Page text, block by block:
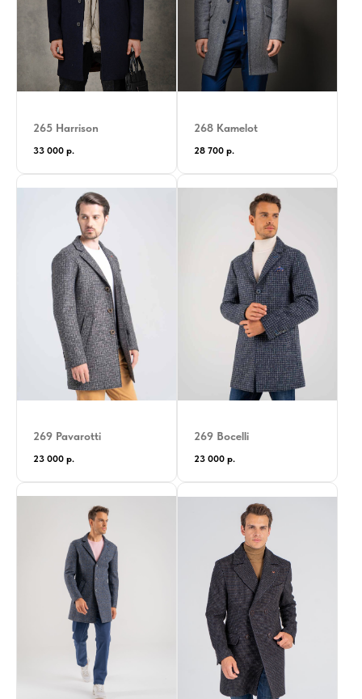
265 Harrison
33 000 р.
268 Kamelot
28 700 р.
269 Pavarotti
23 000 р.
269 Bocelli
23 000 р.